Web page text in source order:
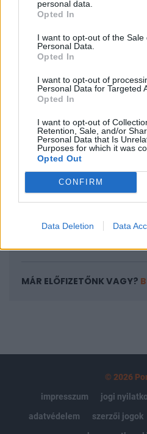
personal data.
Opted In
I want to opt-out of the Sale
Personal Data.
Opted In
I want to opt-out of
Personal Data for Targeted
Opted In
I want to opt-out of
Retention, Sale, and/or
Personal Data that Is
Purposes for which it was
Opted Out
CONFIRM
Data Deletion Data
párt végzett 21,6 százalékos
és 20 mandátummal az
KEDVES OLVASÓNK!
A keresett cikk a
tartozik, melynek olvasása
regisztrációhoz kötött.
Az előfizetés a következőket
Portfolio.hu teljes
Kötéslisták: BÉT elmúlt
kötéslistái
MÁR ELŐFIZETŐNK VAGY?
© 2026
impresszum
jogi
adatvédelem
szerzői jogok